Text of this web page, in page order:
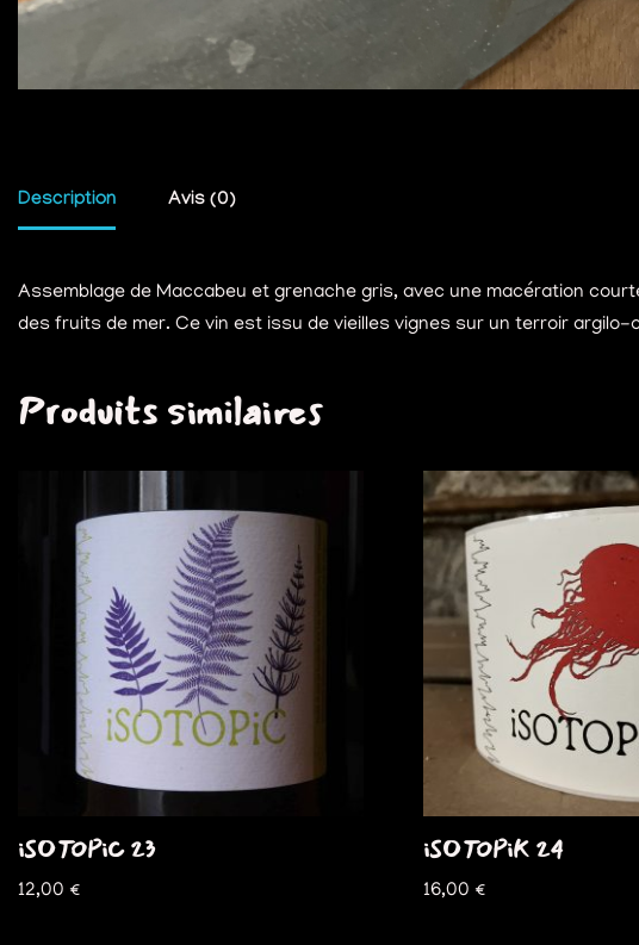
Description Avis (0)
Assemblage de Maccabeu et grenache gris, avec une macération
des fruits de mer. Ce vin est issu de vieilles vignes sur un terroir argilo-
Produits similaires
iSOTOPiC 23
12,00 €
iSOTOPiK 24
16,00 €